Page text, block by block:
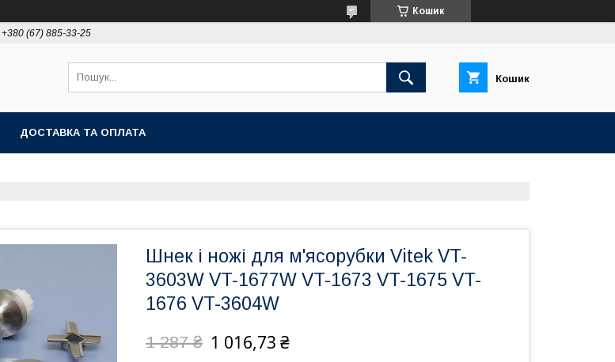
Кошик
+380 (67) 885-33-25
Кошик
ДОСТАВКА ТА ОПЛАТА
Шнек і ножі для м'ясорубки Vitek VT-
3603W VT-1677W VT-1673 VT-1675 VT-
1676 VT-3604W
1 287 ₴ 1 016,73 ₴